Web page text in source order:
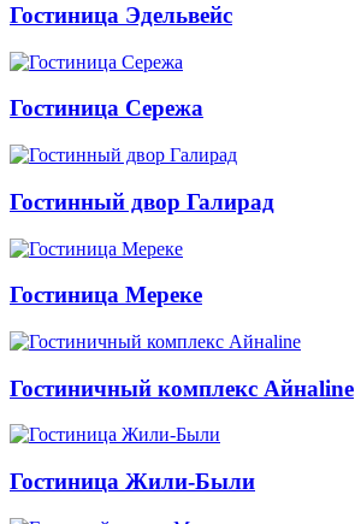
Гостиница Эдельвейс
Гостиница Сережа
Гостинный двор Галирад
Гостиница Мереке
Гостиничный комплекс Айнаline
Гостиница Жили-Были